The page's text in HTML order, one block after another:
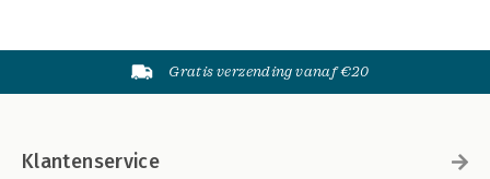
Gratis verzending vanaf €20
Klantenservice